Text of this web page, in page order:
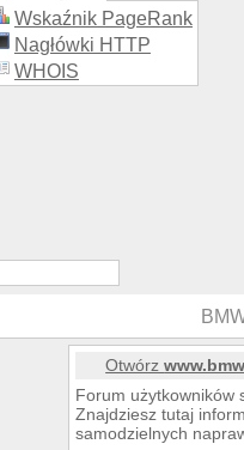
Wskaźnik PageRank
Nagłówki HTTP
WHOIS
Otwórz
Forum użytkowników
Znajdziesz tutaj
samodzielnych